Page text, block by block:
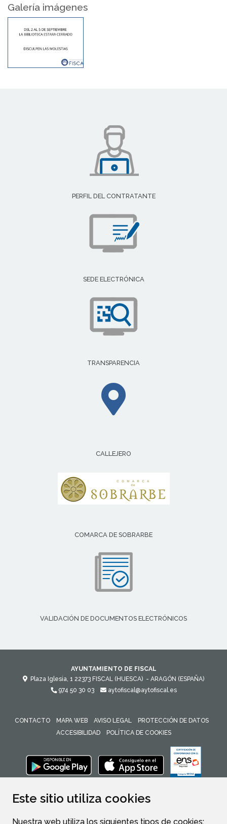
Este sitio utiliza cookies
Nuestra web utiliza los siguientes tipos de cookies:
Galería imágenes
PERFIL DEL CONTRATANTE
SEDE ELECTRÓNICA
TRANSPARENCIA
CALLEJERO
COMARCA DE SOBRARBE
VALIDACIÓN DE DOCUMENTOS ELECTRÓNICOS
AYUNTAMIENTO DE FISCAL
Plaza Iglesia, 1 22373 FISCAL (HUESCA) - ARAGÓN (ESPAÑA)
974 50 30 03
aytofiscal@aytofiscal.es
CONTACTO MAPA WEB AVISO LEGAL
PROTECCIÓN DE DATOS
ACCESIBILIDAD
POLÍTICA DE COOKIES